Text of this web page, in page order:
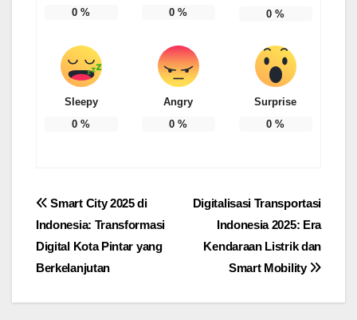
0 %
0 %
0 %
Sleepy
0 %
Angry
0 %
Surprise
0 %
Post
navigation
Digitalisasi Transportasi
Indonesia 2025: Era
Kendaraan Listrik dan
Smart Mobility
Smart City 2025 di
Indonesia: Transformasi
Digital Kota Pintar yang
Berkelanjutan